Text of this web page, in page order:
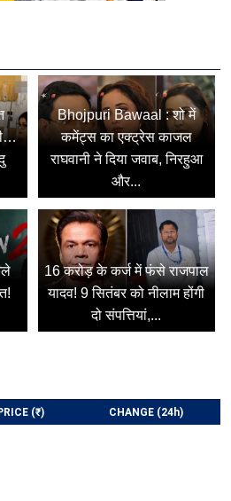
Bhojpuri Bawaal : शो में
कमेंट्स का एक्ट्रेस काजल
राघवानी ने दिया जवाब, निरहुआ
और...
16 करोड़ के कर्ज में फंसे राजपाल
यादव! 9 सितंबर को नीलाम होंगी
दो संपत्तियां,...